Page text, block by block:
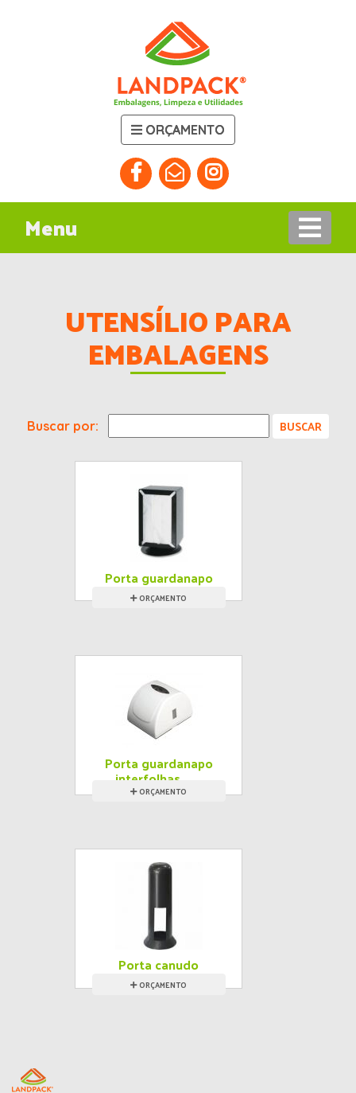
ORÇAMENTO
Menu
UTENSÍLIO PARA
EMBALAGENS
Buscar por:
Porta guardanapo
tv
ORÇAMENTO
Porta guardanapo
interfolhas
ORÇAMENTO
Porta canudo
sextavado
ORÇAMENTO